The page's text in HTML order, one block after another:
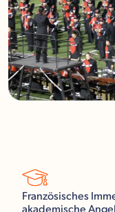
Französisches
akademische